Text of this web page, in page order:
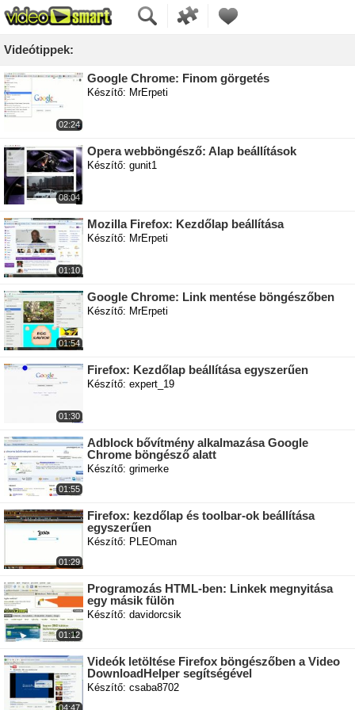
Videótippek:
02:24
Google Chrome: Finom görgetés
Készítő: MrErpeti
08:04
Opera webböngésző: Alap beállítások
Készítő: gunit1
01:10
Mozilla Firefox: Kezdőlap beállítása
Készítő: MrErpeti
01:54
Google Chrome: Link mentése böngészőben
Készítő: MrErpeti
01:30
Firefox: Kezdőlap beállítása egyszerűen
Készítő: expert_19
01:55
Adblock bővítmény alkalmazása Google
Chrome böngésző alatt
Készítő: grimerke
01:29
Firefox: kezdőlap és toolbar-ok beállítása
egyszerűen
Készítő: PLEOman
01:12
Programozás HTML-ben: Linkek megnyitása
egy másik fülön
Készítő: davidorcsik
04:47
Videók letöltése Firefox böngészőben a Video
DownloadHelper segítségével
Készítő: csaba8702